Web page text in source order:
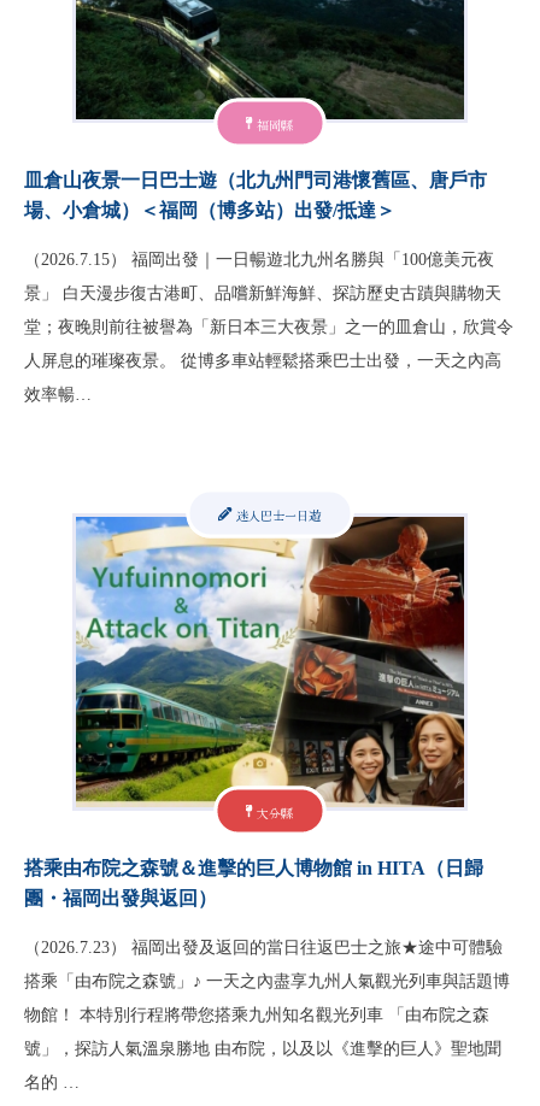
福岡縣
皿倉山夜景一日巴士遊（北九州門司港懷舊區、唐戶市
場、小倉城）＜福岡（博多站）出發/抵達＞
（2026.7.15） 福岡出發｜一日暢遊北九州名勝與「100億美元夜
景」 白天漫步復古港町、品嚐新鮮海鮮、探訪歷史古蹟與購物天
堂；夜晚則前往被譽為「新日本三大夜景」之一的皿倉山，欣賞令
人屏息的璀璨夜景。 從博多車站輕鬆搭乘巴士出發，一天之內高
效率暢…
大分縣
迷人巴士一日遊
搭乘由布院之森號＆進擊的巨人博物館 in HITA（日歸
團・福岡出發與返回）
（2026.7.23） 福岡出發及返回的當日往返巴士之旅★途中可體驗
搭乘「由布院之森號」♪ 一天之內盡享九州人氣觀光列車與話題博
物館！ 本特別行程將帶您搭乘九州知名觀光列車 「由布院之森
號」，探訪人氣溫泉勝地 由布院，以及以《進擊的巨人》聖地聞
名的 …